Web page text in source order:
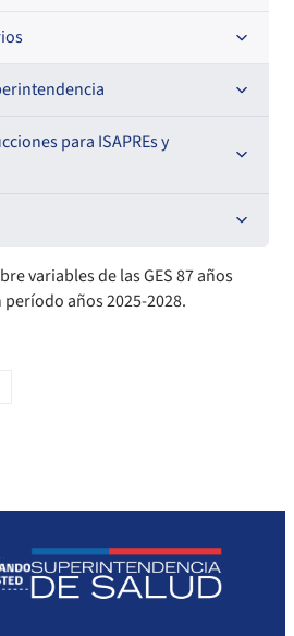
de normas que afecten a
Licitaciones Públicas
según Ley N° 20.285
personal
para ISAPREs y
Maestros
Contractuales
Acreditadoras
variables de las GES 87 años
años 2025-2028.